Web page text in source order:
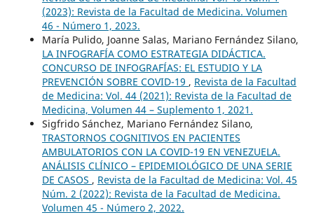
(2023): Revista de la Facultad de Medicina. Volumen
46 - Número 1, 2023.
María Pulido, Joanne Salas, Mariano Fernández Silano,
LA INFOGRAFÍA COMO ESTRATEGIA DIDÁCTICA.
CONCURSO DE INFOGRAFÍAS: EL ESTUDIO Y LA
PREVENCIÓN SOBRE COVID-19 , Revista de la Facultad
de Medicina: Vol. 44 (2021): Revista de la Facultad de
Medicina, Volumen 44 – Suplemento 1, 2021.
Sigfrido Sánchez, Mariano Fernández Silano,
TRASTORNOS COGNITIVOS EN PACIENTES
AMBULATORIOS CON LA COVID-19 EN VENEZUELA.
ANÁLISIS CLÍNICO – EPIDEMIOLÓGICO DE UNA SERIE
DE CASOS , Revista de la Facultad de Medicina: Vol. 45
Núm. 2 (2022): Revista de la Facultad de Medicina.
Volumen 45 - Número 2, 2022.